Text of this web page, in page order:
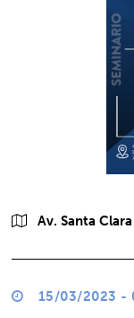
Av. Santa
15/03/2023 -